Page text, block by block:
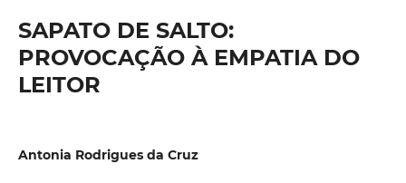
SAPATO DE SALTO:
PROVOCAÇÃO À EMPATIA DO
LEITOR
Antonia Rodrigues da Cruz